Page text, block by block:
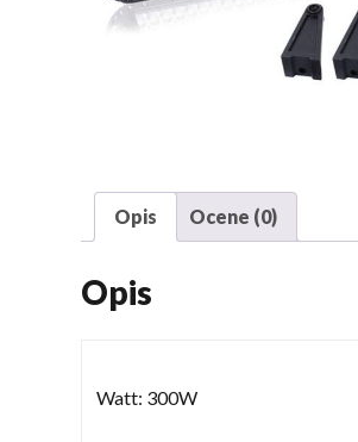
Opis Ocene (0)
Opis
Watt: 300W